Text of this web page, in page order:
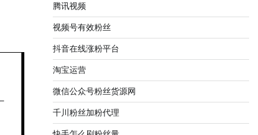
腾讯视频
视频号有效粉丝
抖音在线涨粉平台
淘宝运营
微信公众号粉丝货源网
千川粉丝加粉代理